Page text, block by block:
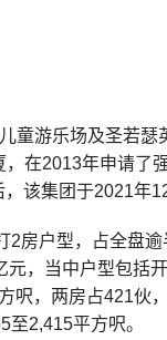
童游乐场及圣若
在2013年申请了
该集团于2021年
房户型，占全盘逾
，当中户型包括
呎，两房占421伙
2,415平方呎。